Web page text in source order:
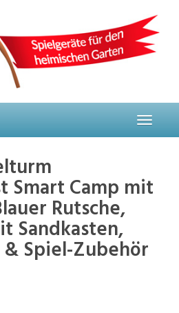
Toggle
Smart Camp mit
Rutsche,
Sandkasten,
Spiel-Zubehör